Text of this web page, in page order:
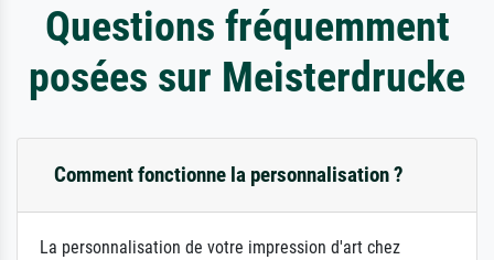
Questions fréquemment
posées sur Meisterdrucke
Comment fonctionne la personnalisation ?
La personnalisation de votre impression d'art chez